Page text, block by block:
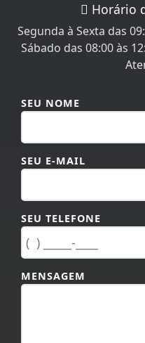
Horário
Segunda à Sexta das
Sábado das 08:00 às
SEU NOME
SEU E-MAIL
SEU TELEFONE
MENSAGEM